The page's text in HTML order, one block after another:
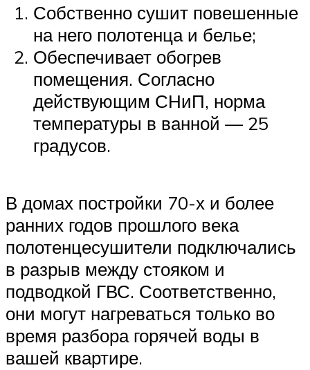
Собственно сушит повешенные
на него полотенца и белье;
Обеспечивает обогрев
помещения. Согласно
действующим СНиП, норма
температуры в ванной — 25
градусов.
В домах постройки 70-х и более
ранних годов прошлого века
полотенцесушители подключались
в разрыв между стояком и
подводкой ГВС. Соответственно,
они могут нагреваться только во
время разбора горячей воды в
вашей квартире.